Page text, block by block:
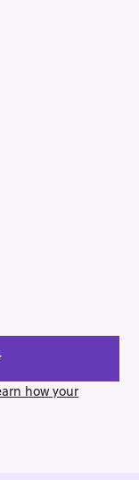
how your